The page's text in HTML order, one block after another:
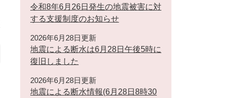
令和8年6月26日発生の地震被害に対
する支援制度のお知らせ
2026年6月28日更新
地震による断水は6月28日午後5時に
復旧しました
2026年6月28日更新
地震による断水情報(6月28日8時30